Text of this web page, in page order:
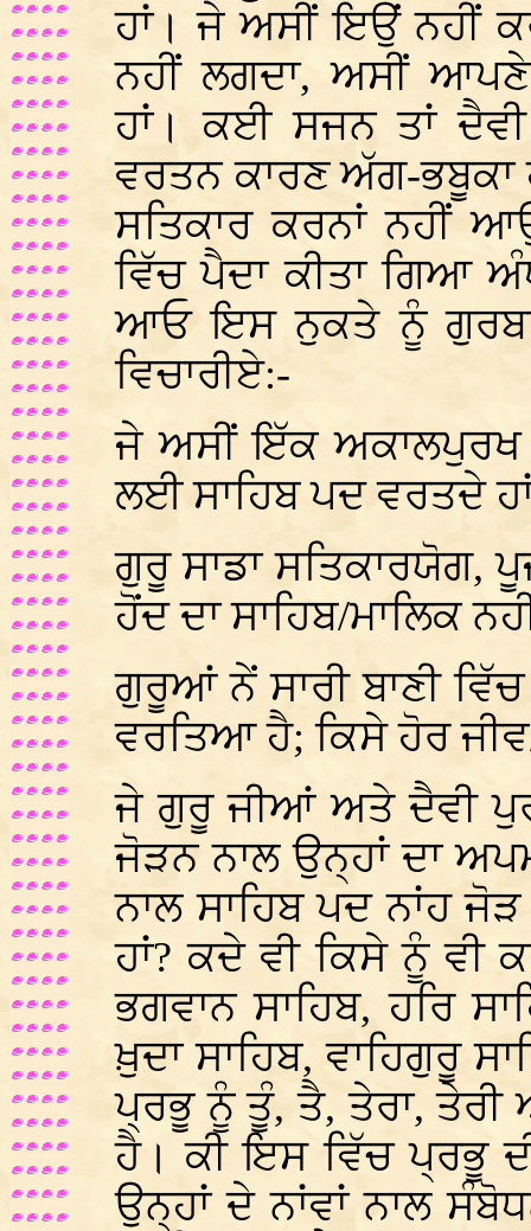
ਹਾਂ। ਜੇ ਅਸੀਂ ਇਉਂ ਨਹੀਂ
ਨਹੀਂ ਲਗਦਾ, ਅਸੀਂ
ਹਾਂ। ਕਈ ਸਜਨ ਤਾਂ ਦੈਵੀ
ਵਰਤਨ ਕਾਰਣ ਅੱਗ-ਭਬੂਕਾ
ਸਤਿਕਾਰ ਕਰਨਾਂ ਨਹੀਂ
ਵਿੱਚ ਪੈਦਾ ਕੀਤਾ ਗਿਆ
ਆਓ ਇਸ ਨੁਕਤੇ ਨੂੰ
ਵਿਚਾਰੀਏ:-
ਜੇ ਅਸੀਂ ਇੱਕ ਅਕਾਲਪੁਰਖ
ਲਈ ਸਾਹਿਬ ਪਦ ਵਰਤਦੇ
ਗੁਰੂ ਸਾਡਾ ਸਤਿਕਾਰਯੋਗ,
ਹੋਂਦ ਦਾ ਸਾਹਿਬ/ਮਾਲਿਕ
ਗੁਰੂਆਂ ਨੇਂ ਸਾਰੀ ਬਾਣੀ
ਵਰਤਿਆ ਹੈ; ਕਿਸੇ ਹੋਰ
ਜੇ ਗੁਰੂ ਜੀਆਂ ਅਤੇ ਦੈਵੀ
ਜੋੜਨ ਨਾਲ ਉਨ੍ਹਾਂ ਦਾ
ਨਾਲ ਸਾਹਿਬ ਪਦ ਨਾਂਹ
ਹਾਂ? ਕਦੇ ਵੀ ਕਿਸੇ ਨੂੰ ਵੀ
ਭਗਵਾਨ ਸਾਹਿਬ, ਹਰਿ
ਖ਼ੁਦਾ ਸਾਹਿਬ, ਵਾਹਿਗੁਰੂ
ਪ੍ਰਭੂ ਨੂੰ ਤੂੰ, ਤੈ, ਤੇਰਾ,
ਹੈ। ਕੀ ਇਸ ਵਿੱਚ ਪ੍ਰਭੂ
ਉਨ੍ਹਾਂ ਦੇ ਨਾਂਵਾਂ ਨਾਲ